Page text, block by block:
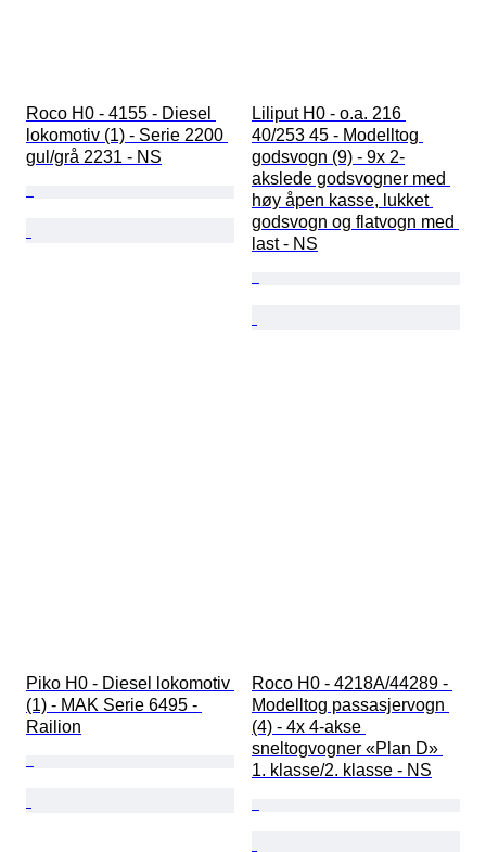
Roco H0 - 4155 - Diesel
lokomotiv (1) - Serie 2200
gul/grå 2231 - NS
Liliput H0 - o.a. 216
40/253 45 - Modelltog
godsvogn (9) - 9x 2-
akslede godsvogner med
høy åpen kasse, lukket
godsvogn og flatvogn med
last - NS
Piko H0 - Diesel lokomotiv
(1) - MAK Serie 6495 -
Railion
Roco H0 - 4218A/44289 -
Modelltog passasjervogn
(4) - 4x 4-akse
sneltogvogner «Plan D»
1. klasse/2. klasse - NS